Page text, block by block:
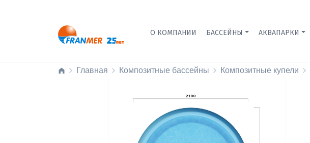
О КОМПАНИИ БАССЕЙНЫ АКВАПАРКИ
Главная Композитные бассейны Композитные купели